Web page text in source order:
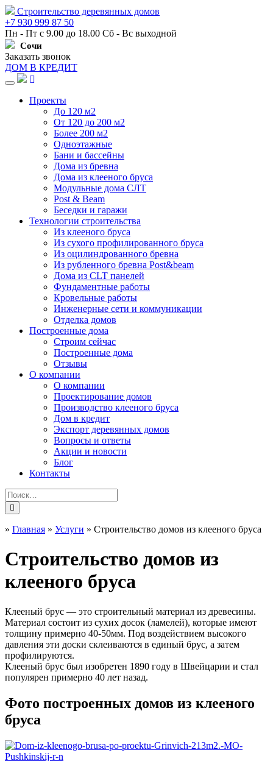
Строительство деревянных домов
+7 930 999 87 50
Пн - Пт с 9.00 до 18.00 Сб - Вс выходной
Сочи
Заказать звонок
ДОМ В КРЕДИТ
Навигация
Проекты
До 120 м2
От 120 до 200 м2
Более 200 м2
Одноэтажные
Бани и бассейны
Дома из бревна
Дома из клееного бруса
Модульные дома СЛТ
Post & Beam
Беседки и гаражи
Технологии строительства
Из клееного бруса
Из сухого профилированного бруса
Из оцилиндрованного бревна
Из рубленного бревна Post&beam
Дома из CLT панелей
Фундаментные работы
Кровельные работы
Инженерные сети и коммуникации
Отделка домов
Построенные дома
Строим сейчас
Построенные дома
Отзывы
О компании
О компании
Проектирование домов
Производство клееного бруса
Дом в кредит
Экспорт деревянных домов
Вопросы и ответы
Акции и новости
Блог
Контакты
» Главная » Услуги » Строительство домов из клееного бруса
Строительство домов из
клееного бруса
Клееный брус — это строительный материал из древесины.
Материал состоит из сухих досок (ламелей), которые имеют
толщину примерно 40-50мм. Под воздействием высокого
давления эти доски склеиваются в единый брус, а затем
профилируются.
Клееный брус был изобретен 1890 году в Швейцарии и стал
популярен примерно 40 лет назад.
Фото построенных домов из клееного
бруса